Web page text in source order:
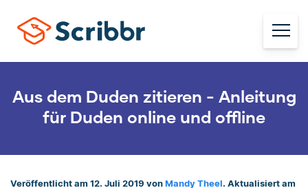
Aus dem Duden zitieren - Anleitung
für Duden online und offline
Veröffentlicht am 12. Juli 2019 von Mandy Theel. Aktualisiert am